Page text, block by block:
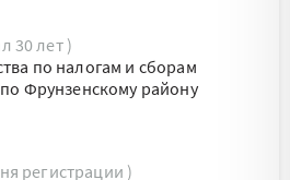
30 лет )
по налогам и сборам
Фрунзенскому району
регистрации )